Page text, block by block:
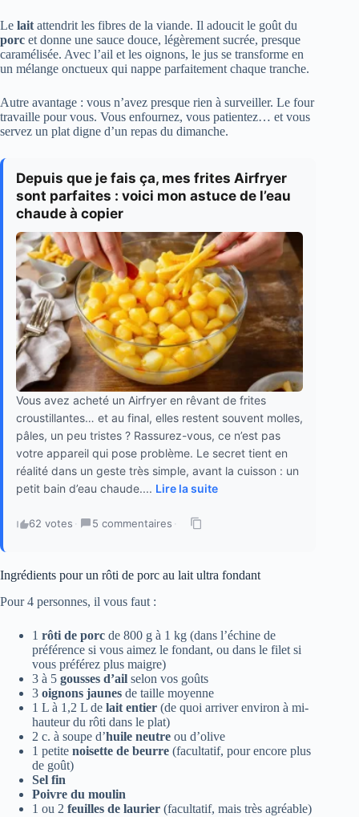
Le lait attendrit les fibres de la viande. Il adoucit le goût du
porc et donne une sauce douce, légèrement sucrée, presque
caramélisée. Avec l’ail et les oignons, le jus se transforme en
un mélange onctueux qui nappe parfaitement chaque tranche.
Autre avantage : vous n’avez presque rien à surveiller. Le four
travaille pour vous. Vous enfournez, vous patientez… et vous
servez un plat digne d’un repas du dimanche.
Depuis que je fais ça, mes frites Airfryer
sont parfaites : voici mon astuce de l’eau
chaude à copier
Vous avez acheté un Airfryer en rêvant de frites
croustillantes… et au final, elles restent souvent molles,
pâles, un peu tristes ? Rassurez-vous, ce n’est pas
votre appareil qui pose problème. Le secret tient en
réalité dans un geste très simple, avant la cuisson : un
petit bain d’eau chaude.... Lire la suite
62 votes · 5 commentaires ·
Ingrédients pour un rôti de porc au lait ultra fondant
Pour 4 personnes, il vous faut :
1 rôti de porc de 800 g à 1 kg (dans l’échine de
préférence si vous aimez le fondant, ou dans le filet si
vous préférez plus maigre)
3 à 5 gousses d’ail selon vos goûts
3 oignons jaunes de taille moyenne
1 L à 1,2 L de lait entier (de quoi arriver environ à mi-
hauteur du rôti dans le plat)
2 c. à soupe d’huile neutre ou d’olive
1 petite noisette de beurre (facultatif, pour encore plus
de goût)
Sel fin
Poivre du moulin
1 ou 2 feuilles de laurier (facultatif, mais très agréable)